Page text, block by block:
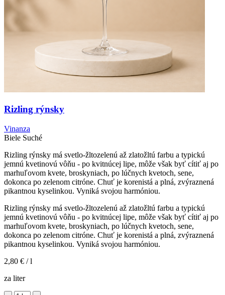
Rizling rýnsky
Vinanza
Biele Suché
Rizling rýnsky má svetlo-žltozelenú až zlatožltú farbu a typickú
jemnú kvetinovú vôňu - po kvitnúcej lipe, môže však byť cítiť aj po
marhuľovom kvete, broskyniach, po lúčnych kvetoch, sene,
dokonca po zelenom citróne. Chuť je korenistá a plná, zvýraznená
pikantnou kyselinkou. Vyniká svojou harmóniou.
Rizling rýnsky má svetlo-žltozelenú až zlatožltú farbu a typickú
jemnú kvetinovú vôňu - po kvitnúcej lipe, môže však byť cítiť aj po
marhuľovom kvete, broskyniach, po lúčnych kvetoch, sene,
dokonca po zelenom citróne. Chuť je korenistá a plná, zvýraznená
pikantnou kyselinkou. Vyniká svojou harmóniou.
2,80 € / l
za liter